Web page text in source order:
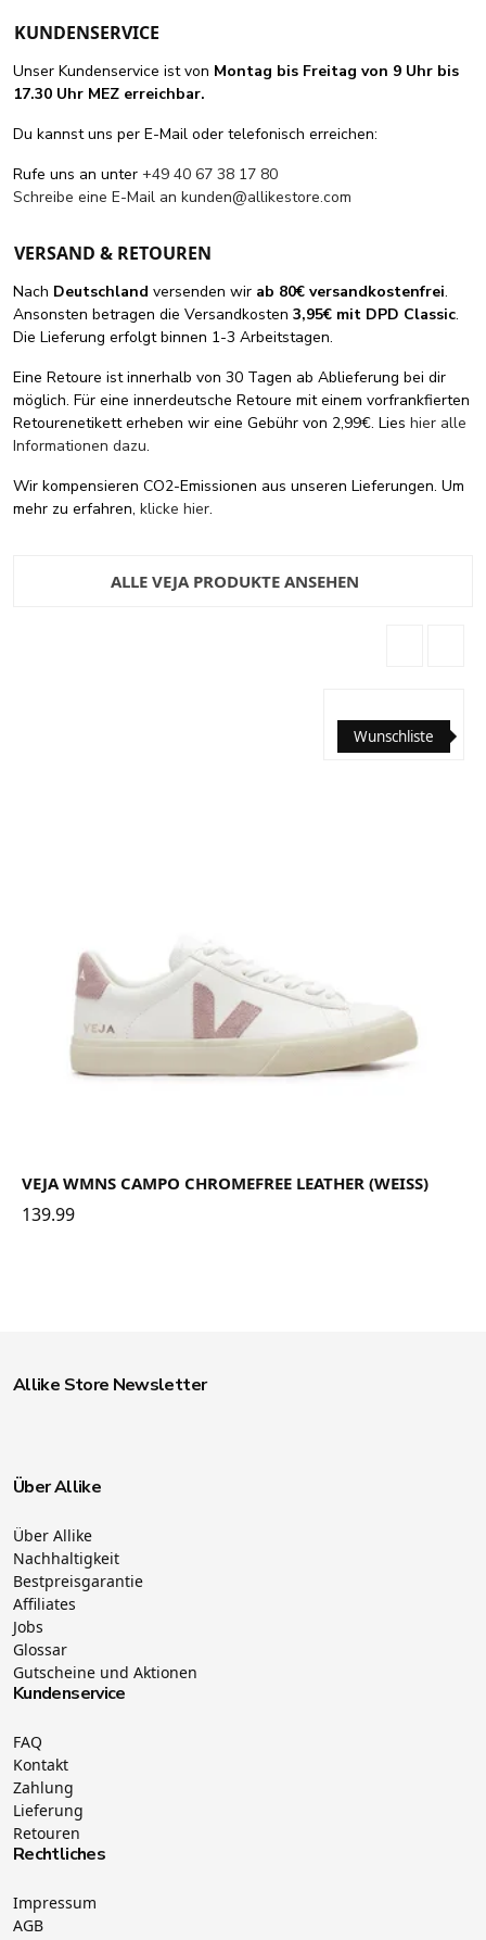
KUNDENSERVICE
Unser Kundenservice ist von Montag bis Freitag von 9 Uhr bis
17.30 Uhr MEZ erreichbar.
Du kannst uns per E-Mail oder telefonisch erreichen:
Rufe uns an unter +49 40 67 38 17 80
Schreibe eine E-Mail an kunden@allikestore.com
VERSAND & RETOUREN
Nach Deutschland versenden wir ab 80€ versandkostenfrei.
Ansonsten betragen die Versandkosten 3,95€ mit DPD Classic.
Die Lieferung erfolgt binnen 1-3 Arbeitstagen.
Eine Retoure ist innerhalb von 30 Tagen ab Ablieferung bei dir
möglich. Für eine innerdeutsche Retoure mit einem vorfrankfierten
Retourenetikett erheben wir eine Gebühr von 2,99€. Lies hier alle
Informationen dazu.
Wir kompensieren CO2-Emissionen aus unseren Lieferungen. Um
mehr zu erfahren, klicke hier.
ALLE VEJA PRODUKTE ANSEHEN
Wunschliste
VEJA WMNS CAMPO CHROMEFREE LEATHER (WEISS)
139.99
Allike Store Newsletter
Über Allike
Über Allike
Nachhaltigkeit
Bestpreisgarantie
Affiliates
Jobs
Glossar
Gutscheine und Aktionen
Kundenservice
FAQ
Kontakt
Zahlung
Lieferung
Retouren
Rechtliches
Impressum
AGB